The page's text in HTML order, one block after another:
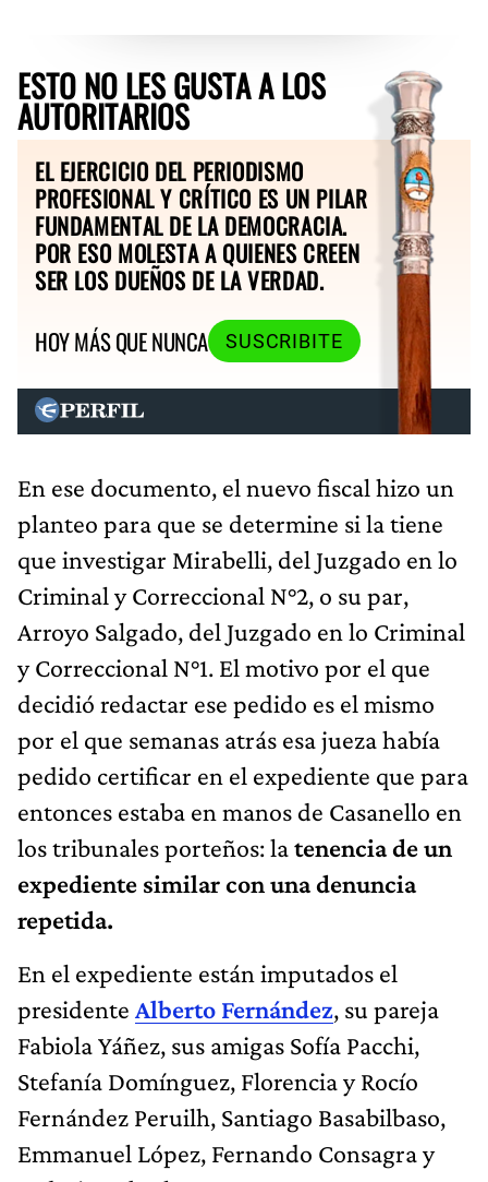
ESTO NO LES GUSTA A LOS
AUTORITARIOS
EL EJERCICIO DEL PERIODISMO
PROFESIONAL Y CRÍTICO ES UN PILAR
FUNDAMENTAL DE LA DEMOCRACIA.
POR ESO MOLESTA A QUIENES CREEN
SER LOS DUEÑOS DE LA VERDAD.
HOY MÁS QUE NUNCA
SUSCRIBITE
En ese documento, el nuevo fiscal hizo un
planteo para que se determine si la tiene
que investigar Mirabelli, del Juzgado en lo
Criminal y Correccional N°2, o su par,
Arroyo Salgado, del Juzgado en lo Criminal
y Correccional N°1. El motivo por el que
decidió redactar ese pedido es el mismo
por el que semanas atrás esa jueza había
pedido certificar en el expediente que para
entonces estaba en manos de Casanello en
los tribunales porteños: latenencia de un
expediente similar con una denuncia
repetida.
En el expediente están imputados el
presidente Alberto Fernández, su pareja
Fabiola Yáñez, sus amigas Sofía Pacchi,
Stefanía Domínguez, Florencia y Rocío
Fernández Peruilh, Santiago Basabilbaso,
Emmanuel López, Fernando Consagra y